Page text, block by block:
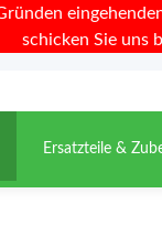
schicken Sie uns
Ersatzteile &